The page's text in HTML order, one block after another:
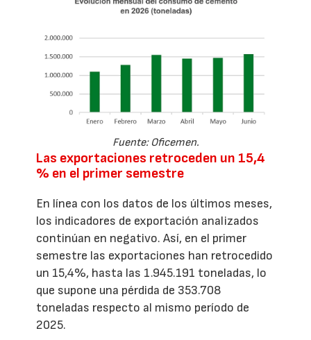
Fuente: Oficemen.
Las exportaciones retroceden un 15,4
% en el primer semestre
En línea con los datos de los últimos meses,
los indicadores de exportación analizados
continúan en negativo. Así, en el primer
semestre las exportaciones han retrocedido
un 15,4%, hasta las 1.945.191 toneladas, lo
que supone una pérdida de 353.708
toneladas respecto al mismo período de
2025.